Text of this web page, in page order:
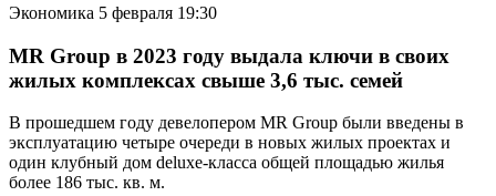
Экономика 5 февраля 19:30
MR Group в 2023 году выдала ключи в своих
жилых комплексах свыше 3,6 тыс. семей
В прошедшем году девелопером MR Group были введены в
эксплуатацию четыре очереди в новых жилых проектах и
один клубный дом deluxe-класса общей площадью жилья
более 186 тыс. кв. м.